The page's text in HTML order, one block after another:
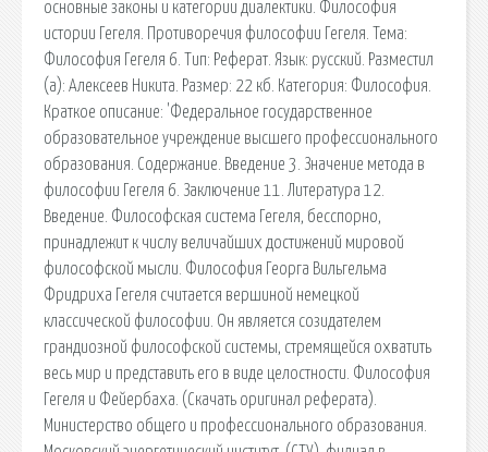
основные законы и категории диалектики. Философия
истории Гегеля. Противоречия философии Гегеля. Тема:
Философия Гегеля 6. Тип: Реферат. Язык: русский. Разместил
(а): Алексеев Никита. Размер: 22 кб. Категория: Философия.
Краткое описание: 'Федеральное государственное
образовательное учреждение высшего профессионального
образования. Содержание. Введение 3. Значение метода в
философии Гегеля 6. Заключение 11. Литература 12.
Введение. Философская система Гегеля, бесспорно,
принадлежит к числу величайших достижений мировой
философской мысли. Философия Георга Вильгельма
Фридриха Гегеля считается вершиной немецкой
классической философии. Он является созидателем
грандиозной философской системы, стремящейся охватить
весь мир и представить его в виде целостности. Философия
Гегеля и Фейербаха. (Скачать оригинал реферата).
Министерство общего и профессионального образования.